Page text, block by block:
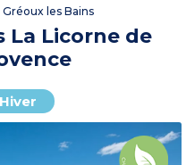
les Bains
La Licorne de
Hiver